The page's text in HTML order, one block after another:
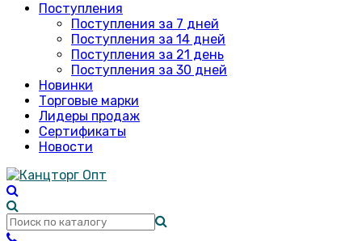
Поступления
Поступления за 7 дней
Поступления за 14 дней
Поступления за 21 день
Поступления за 30 дней
Новинки
Торговые марки
Лидеры продаж
Сертификаты
Новости